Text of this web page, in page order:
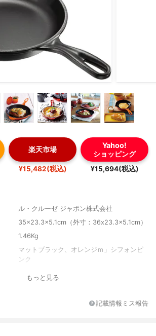
楽天市場
¥15,482(税込)
Yahoo!
ショッピング
¥15,694(税込)
ル・クルーゼ ジャポン株式会社
35x23.3x5.1cm（外寸：36x23.3x5.1cm）
1.46Kg
マットブラック、オレンジｍ」シフォンピ
ンク
もっと見る
記載情報ミス報告